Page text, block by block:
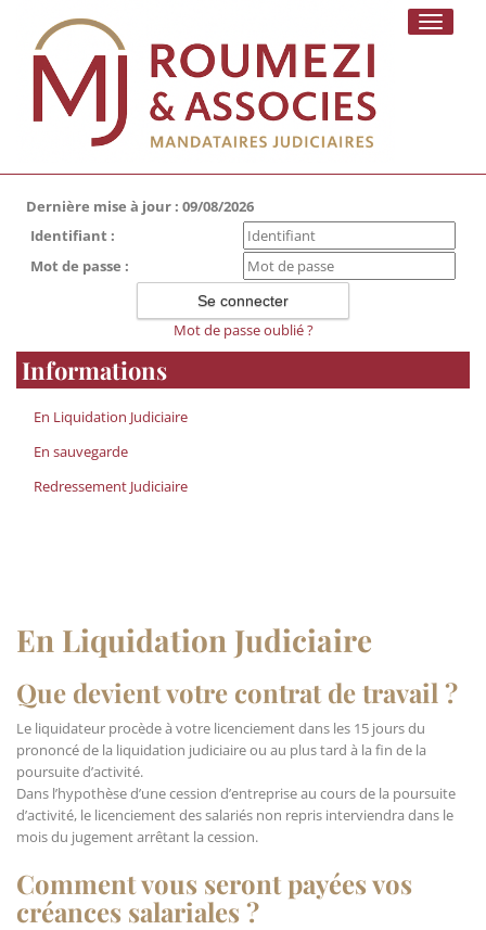
Toggle
Dernière mise à jour : 09/08/2026
Identifiant :
Mot de passe :
Mot de passe oublié ?
Informations
En Liquidation Judiciaire
En sauvegarde
Redressement Judiciaire
En Liquidation Judiciaire
Que devient votre contrat de travail ?
Le liquidateur procède à votre licenciement dans les 15 jours du
prononcé de la liquidation judiciaire ou au plus tard à la fin de la
poursuite d’activité.
Dans l’hypothèse d’une cession d’entreprise au cours de la poursuite
d’activité, le licenciement des salariés non repris interviendra dans le
mois du jugement arrêtant la cession.
Comment vous seront payées vos
créances salariales ?